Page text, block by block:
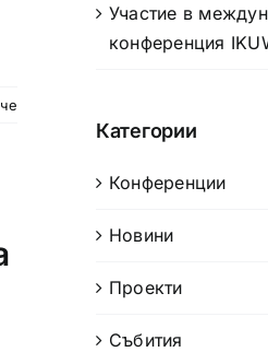
Участие в
конференция
Категории
Конференции
Новини
Проекти
Събития